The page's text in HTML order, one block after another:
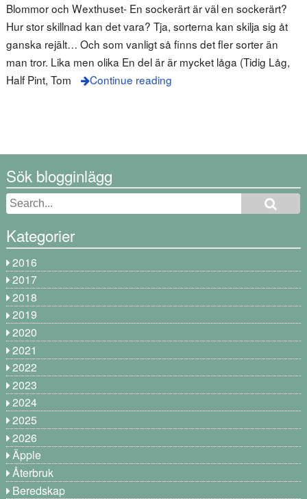
Blommor och Wexthuset- En sockerärt är väl en sockerärt?
Hur stor skillnad kan det vara? Tja, sorterna kan skilja sig åt
ganska rejält… Och som vanligt så finns det fler sorter än
man tror. Lika men olika En del är är mycket låga (Tidig Låg,
Half Pint, Tom
Continue reading
Sök blogginlägg
Kategorier
2016
2017
2018
2019
2020
2021
2022
2023
2024
2025
2026
Äpple
Återbruk
Beredskap